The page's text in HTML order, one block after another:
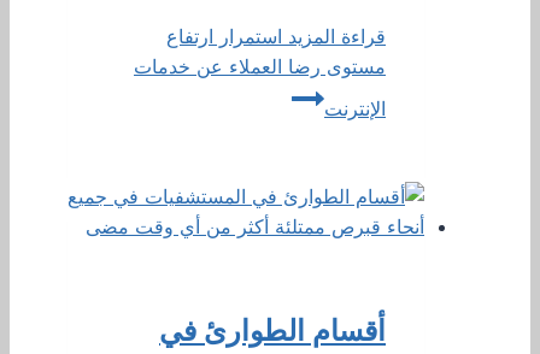
قراءة المزيد استمرار ارتفاع
مستوى رضا العملاء عن خدمات
الإنترنت
أقسام الطوارئ في